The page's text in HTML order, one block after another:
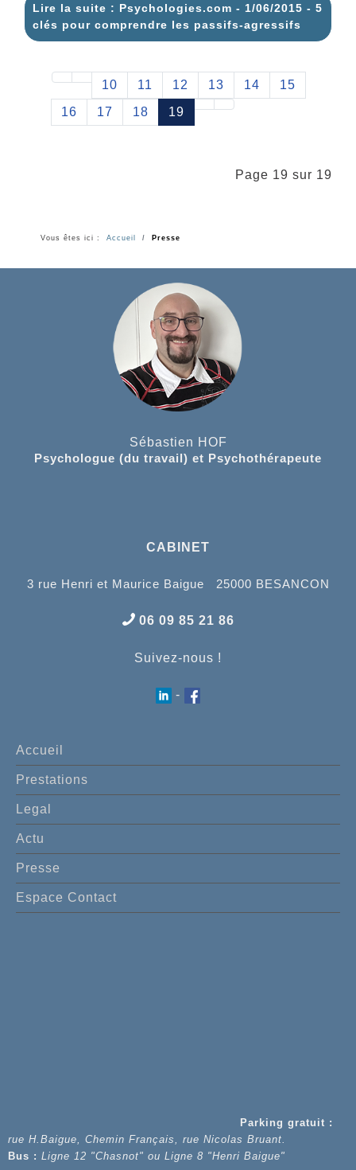
Lire la suite : Psychologies.com - 1/06/2015 - 5
clés pour comprendre les passifs-agressifs
Page 19 sur 19
10 11 12 13 14
15
16
17 18 19
Vous êtes ici : Accueil Presse
Sébastien HOF
Psychologue (du travail) et Psychothérapeute
CABINET
3 rue Henri et Maurice Baigue 25000 BESANCON
06 09 85 21 86
Suivez-nous !
-
Accueil
Prestations
Legal
Actu
Presse
Espace Contact
Parking gratuit :
rue H.Baigue, Chemin Français, rue Nicolas Bruant.
Bus : Ligne 12 "Chasnot" ou Ligne 8 "Henri Baigue"